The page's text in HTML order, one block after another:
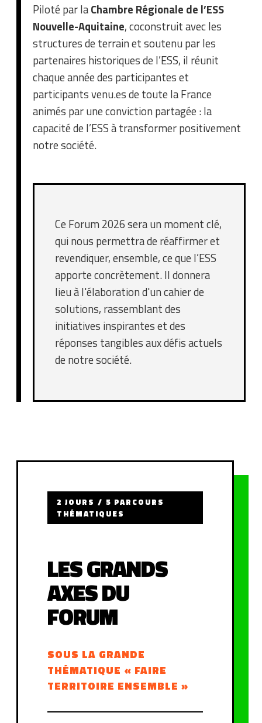
Piloté par laChambre Régionale de l’ESS
Nouvelle-Aquitaine, coconstruit avec les
structures de terrain et soutenu par les
partenaires historiques de l’ESS, il réunit
chaque année des participantes et
participants venu.es de toute la France
animés par une conviction partagée : la
capacité de l’ESS à transformer positivement
notre société.
Ce Forum 2026 sera un moment clé,
qui nous permettra de réaffirmer et
revendiquer, ensemble, ce que l’ESS
apporte concrètement. Il donnera
lieu à l'élaboration d'un cahier de
solutions, rassemblant des
initiatives inspirantes et des
réponses tangibles aux défis actuels
de notre société.
2 JOURS / 5 PARCOURS
THÉMATIQUES
LES GRANDS
AXES DU
FORUM
SOUS LA GRANDE
THÉMATIQUE « FAIRE
TERRITOIRE ENSEMBLE »